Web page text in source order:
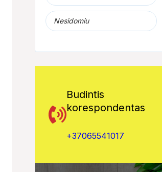
Nesidomiu
Budintis
korespondentas
+37065541017